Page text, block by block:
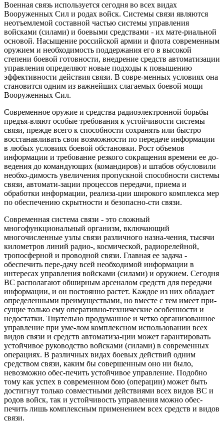
Военная связь используется сегодня во всех видах
Вооруженных Сил и родах войск. Системы связи являются
неотъемлемой составной частью системы управления
войсками (силами) и боевыми средствами - их мате-риальной
основой. Насыщение российской армии и флота современным
оружием и необходимость поддержания его в высокой
степени боевой готовности, внедрение средств автоматизации
управления определяют новые подходы к повышению
эффективности действия связи. В совре-менных условиях она
становится одним из важнейших слагаемых боевой мощи
Вооруженных Сил.
Современное оружие и средства радиоэлектронной борьбы
предъя-вляют особые требования к устойчивости системы
связи, прежде всего к способности сохранять или быстро
восстанавливать свои возможности по передаче информации
в любых условиях боевой обстановки. Рост объемов
информации и требование резкого сокращения времени ее до-
ведения до командующих (командиров) и штабов обусловили
необхо-димость увеличения пропускной способности системы
связи, автомати-зации процессов передачи, приема и
обработки информации, реализа-ции широкого комплекса мер
по обеспечению скрытности и безопасно-сти связи.
Современная система связи - это сложный
многофункциональный организм, включающий
многочисленные узлы связи различного назна-чения, тысячи
километров линий радио-, космической, радиорелейной,
тропосферной и проводной связи. Главная ее задача -
обеспечить пере-дачу всей необходимой информации в
интересах управления войсками (силами) и оружием. Сегодня
ВС располагают обширным арсеналом средств для передачи
информации, и он постоянно растет. Каждое из них обладает
определенными преимуществами, но вместе с тем имеет при-
сущие только ему оперативно-технические особенности и
недостатки. Тщательно продуманное и четко организованное
управление при уме-лом комплексном использовании всех
видов связи и средств автоматиза-ции может гарантировать
устойчивое руководство войсками (силами) в современных
операциях. В различных видах боевых действий одним
средством связи, каким бы совершенным оно ни было,
невозможно обес-печить устойчивое управление. Подобно
тому как успех в современном бою (операции) может быть
достигнут только совместными действиями всех видов ВС и
родов войск, так и устойчивость управления можно обес-
печить лишь комплексным применением всех средств и видов
связи.